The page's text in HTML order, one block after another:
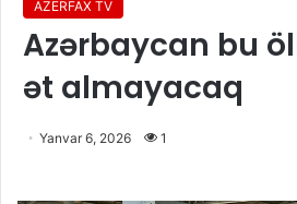
AZERFAX TV
Azərbaycan bu
ət almayacaq
Yanvar 6, 2026 1